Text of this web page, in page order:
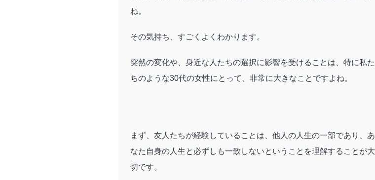
ね。
その気持ち、すごくよくわかります。
突然の変化や、身近な人たちの選択に影響を受けることは、特に私た
ちのような30代の女性にとって、非常に大きなことですよね。
まず、友人たちが経験していることは、他人の人生の一部であり、あ
なた自身の人生と必ずしも一致しないということを理解することが大
切です。